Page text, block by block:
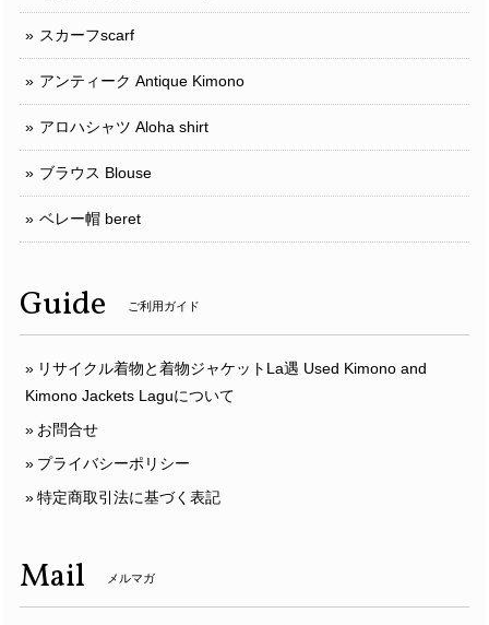
スカーフscarf
アンティーク Antique Kimono
アロハシャツ Aloha shirt
ブラウス Blouse
ベレー帽 beret
Guide ご利用ガイド
リサイクル着物と着物ジャケットLa遇 Used Kimono and
Kimono Jackets Laguについて
お問合せ
プライバシーポリシー
特定商取引法に基づく表記
Mail メルマガ